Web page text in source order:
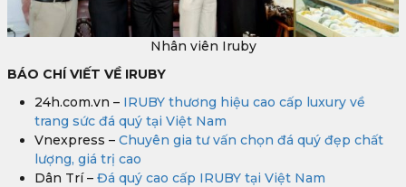
Nhân viên Iruby
BÁO CHÍ VIẾT VỀ IRUBY
24h.com.vn – IRUBY thương hiệu cao cấp luxury về
trang sức đá quý tại Việt Nam
Vnexpress – Chuyên gia tư vấn chọn đá quý đẹp chất
lượng, giá trị cao
Dân Trí – Đá quý cao cấp IRUBY tại Việt Nam